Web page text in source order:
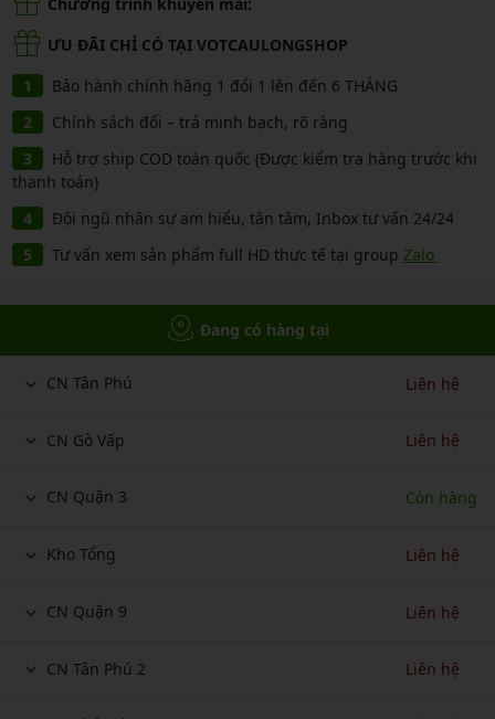
ƯU ĐÃI CHỈ CÓ TẠI VOTCAULONGSHOP
Bảo hành chính hãng 1 đổi 1 lên đến 6 THÁNG
Chính sách đổi – trả minh bạch, rõ ràng
Hỗ trợ ship COD toàn quốc (Được kiểm tra hàng trước khi
thanh toán)
Đội ngũ nhân sự am hiểu, tận tâm, Inbox tư vấn 24/24
Tư vấn xem sản phẩm full HD thực tế tại group Zalo
Đang có hàng tại
CN Tân Phú Liên hệ
CN Gò Vấp Liên hệ
CN Quận 3 Còn hàng
Kho Tổng Liên hệ
CN Quận 9 Liên hệ
CN Tân Phú 2 Liên hệ